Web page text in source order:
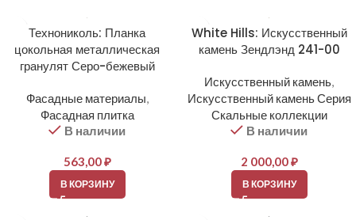
Технониколь: Планка
цокольная металлическая
гранулят Серо-бежевый
Фасадные материалы,
Фасадная плитка
В наличии
563,00₽
В КОРЗИНУ
White Hills: Искусственный
камень Зендлэнд 241-00
Искусственный камень,
Искусственный камень Серия
Скальные коллекции
В наличии
2 000,00₽
В КОРЗИНУ